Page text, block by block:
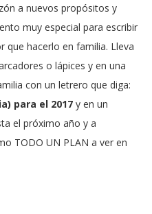
a nuevos propósitos y
muy especial para escribir
que hacerlo en familia. Lleva
o lápices y en una
con un letrero que diga:
para el 2017 y en un
el próximo año y a
TODO UN PLAN a ver en